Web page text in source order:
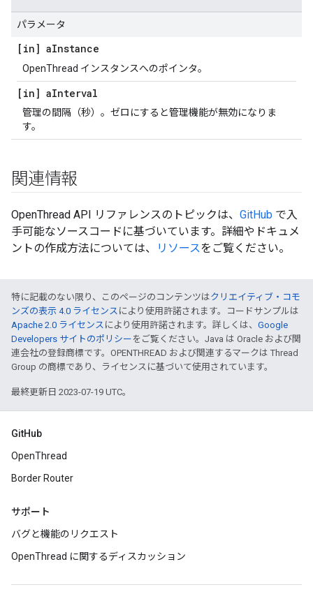
パラメータ
[in] aInstance
OpenThread インスタンスへのポインタ。
[in] aInterval
管理の間隔（秒）。ゼロにすると管理機能が無効になりま
す。
関連情報
OpenThread API リファレンスのトピックは、 GitHub で入
手可能なソースコードに基づいています。詳細やドキュメ
ントの作成方法については、
リソースをご覧ください。
特に記載のない限り、このページのコンテンツはクリエイティブ・コモ
ンズの表示 4.0 ライセンス により使用許諾されます。コードサンプルは
Apache 2.0 ライセンス により使用許諾されます。詳しくは、 Google
Developers サイトのポリシー をご覧ください。Java は Oracle および関
連会社の登録商標です。OPENTHREAD および関連するマークは Thread
Group の商標であり、ライセンスに基づいて使用されています。
最終更新日 2023-07-19 UTC。
GitHub
OpenThread
Border Router
サポート
バグと機能のリクエスト
OpenThread に関するディスカッション